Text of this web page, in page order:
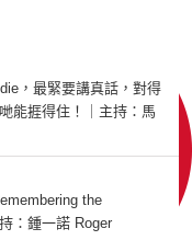
，最緊要講真話，對得
能捱得住！｜主持：馬
the
：鍾一諾 Roger